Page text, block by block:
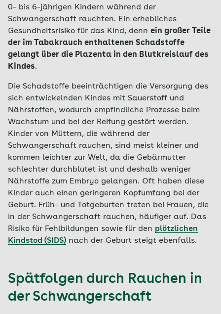
0- bis 6-jährigen Kindern während der
Schwangerschaft rauchten. Ein erhebliches
Gesundheitsrisiko für das Kind, denn ein großer Teile
der im Tabakrauch enthaltenen Schadstoffe
gelangt über die Plazenta in den Blutkreislauf des
Kindes.
Die Schadstoffe beeinträchtigen die Versorgung des
sich entwickelnden Kindes mit Sauerstoff und
Nährstoffen, wodurch empfindliche Prozesse beim
Wachstum und bei der Reifung gestört werden.
Kinder von Müttern, die während der
Schwangerschaft rauchen, sind meist kleiner und
kommen leichter zur Welt, da die Gebärmutter
schlechter durchblutet ist und deshalb weniger
Nährstoffe zum Embryo gelangen. Oft haben diese
Kinder auch einen geringeren Kopfumfang bei der
Geburt. Früh- und Totgeburten treten bei Frauen, die
in der Schwangerschaft rauchen, häufiger auf. Das
Risiko für Fehlbildungen sowie für den plötzlichen
Kindstod (SIDS) nach der Geburt steigt ebenfalls.
Spätfolgen durch Rauchen in
der Schwangerschaft